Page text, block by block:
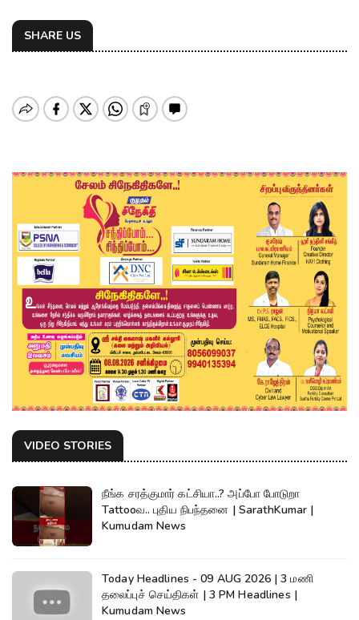
SHARE US
VIDEO STORIES
நீங்க சரத்குமார் கட்சியா..? அப்போ போடுறா
Tattooவ.. புதிய நிபந்தனை | SarathKumar |
Kumudam News
Today Headlines - 09 AUG 2026 | 3 மணி
தலைப்புச் செய்திகள் | 3 PM Headlines |
Kumudam News